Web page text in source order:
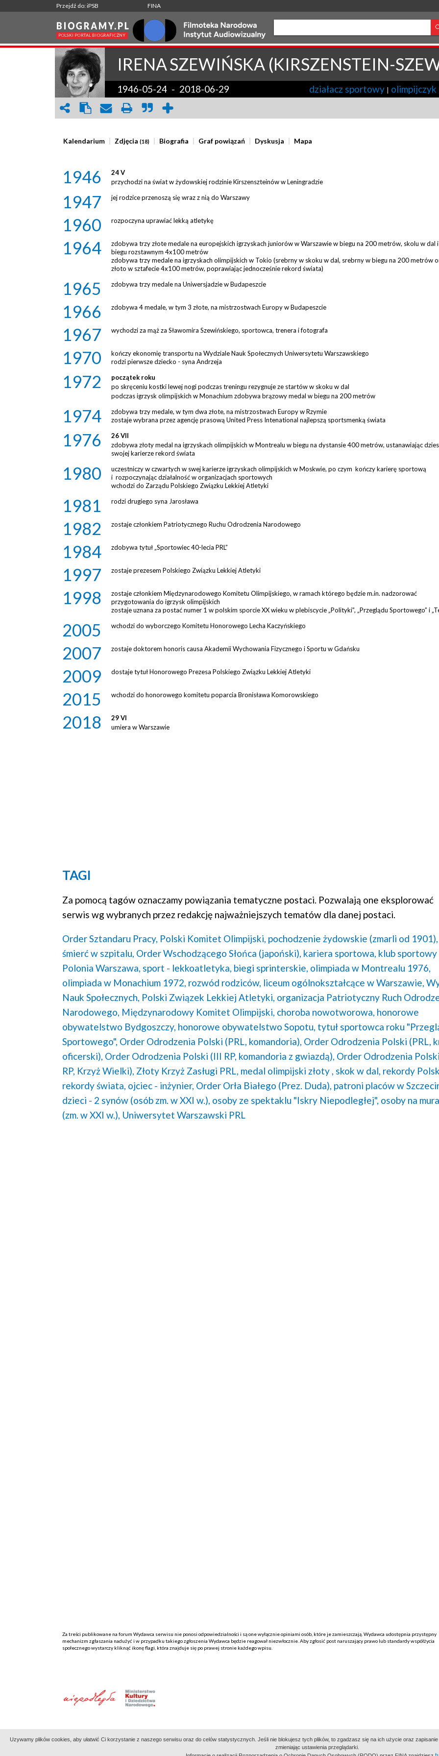
Przejdź do: iPSB FINA
IRENASZEWIŃSKA (KIRSZENSTEIN-
1946-05-24 - 2018-06-29 działacz sportowy | olimpijczyk
Kalendarium Zdjęcia(18) Biografia Graf powiązań Dyskusja Mapa
1946
24 V
przychodzi na świat w żydowskiej rodzinie Kirszenszteinów w Leningradzie
1947 jej rodzice przenoszą się wraz z nią do Warszawy
1960 rozpoczyna uprawiać lekką atletykę
1964
zdobywa trzy złote medale na europejskich igrzyskach juniorów w Warszawie w biegu na 200 metrów, skolu w dal
biegu rozstawnym 4x100 metrów
zdobywa trzy medale na igrzyskach olimpijskich w Tokio (srebrny w skoku w dal, srebrny w biegu na 200 metrów
złoto w sztafecie 4x100 metrów, poprawiając jednocześnie rekord świata)
1965 zdobywa trzy medale na Uniwersjadzie w Budapeszcie
1966 zdobywa 4 medale, w tym 3 złote, na mistrzostwach Europy w Budapeszcie
1967 wychodzi za mąż za Sławomira Szewińskiego, sportowca, trenera i fotografa
1970
kończy ekonomię transportu na Wydziale Nauk Społecznych Uniwersytetu Warszawskiego
rodzi pierwsze dziecko - syna Andrzeja
1972
początek roku
po skręceniu kostki lewej nogi podczas treningu rezygnuje ze startów w skoku w dal
podczas igrzysk olimpijskich w Monachium zdobywa brązowy medal w biegu na 200 metrów
1974
zdobywa trzy medale, w tym dwa złote, na mistrzostwach Europy w Rzymie
zostaje wybrana przez agencję prasową United Press Intenational najlepszą sportsmenką świata
1976
26 VII
zdobywa złoty medal na igrzyskach olimpijskich w Montrealu w biegu na dystansie 400 metrów, ustanawiając
swojej karierze rekord świata
1980
uczestniczy w czwartych w swej karierze igrzyskach olimpijskich w Moskwie, po czym kończy karierę sportową
i rozpoczynając działalność w organizacjach sportowych
wchodzi do Zarządu Polskiego Związku Lekkiej Atletyki
1981 rodzi drugiego syna Jarosława
1982 zostaje członkiem Patriotycznego Ruchu Odrodzenia Narodowego
1984 zdobywa tytuł „Sportowiec 40-lecia PRL”
1997 zostaje prezesem Polskiego Związku Lekkiej Atletyki
1998
zostaje członkiem Międzynarodowego Komitetu Olimpijskiego, w ramach którego będzie m.in. nadzorować
przygotowania do igrzysk olimpijskich
zostaje uznana za postać numer 1 w polskim sporcie XX wieku w plebiscycie „Polityki”, „Przeglądu Sportowego” i
2005 wchodzi do wyborczego Komitetu Honorowego Lecha Kaczyńskiego
2007 zostaje doktorem honoris causa Akademii Wychowania Fizycznego i Sportu w Gdańsku
2009 dostaje tytuł Honorowego Prezesa Polskiego Związku Lekkiej Atletyki
2015 wchodzi do honorowego komitetu poparcia Bronisława Komorowskiego
2018
29 VI
umiera w Warszawie
TAGI
Za pomocą tagów oznaczamy powiązania tematyczne postaci. Pozwalają one eksplorować
serwis wg wybranych przez redakcję najważniejszych tematów dla danej postaci.
Order Sztandaru Pracy, Polski Komitet Olimpijski, pochodzenie żydowskie (zmarli od 1901),
śmierć w szpitalu, Order Wschodzącego Słońca (japoński), kariera sportowa, klub sportowy
Polonia Warszawa, sport - lekkoatletyka, biegi sprinterskie, olimpiada w Montrealu 1976,
olimpiada w Monachium 1972, rozwód rodziców, liceum ogólnokształcące w Warszawie,
Nauk Społecznych, Polski Związek Lekkiej Atletyki, organizacja Patriotyczny Ruch
Narodowego, Międzynarodowy Komitet Olimpijski, choroba nowotworowa, honorowe
obywatelstwo Bydgoszczy, honorowe obywatelstwo Sopotu, tytuł sportowca roku
Sportowego", Order Odrodzenia Polski (PRL, komandoria), Order Odrodzenia Polski (PRL,
oficerski), Order Odrodzenia Polski (III RP, komandoria z gwiazdą), Order Odrodzenia
RP, Krzyż Wielki), Złoty Krzyż Zasługi PRL, medal olimpijski złoty , skok w dal, rekordy
rekordy świata, ojciec - inżynier, Order Orła Białego (Prez. Duda), patroni placów w
dzieci - 2 synów (osób zm. w XXI w.), osoby ze spektaklu "Iskry Niepodległej", osoby na
(zm. w XXI w.), Uniwersytet Warszawski PRL
Za treści publikowane na forum Wydawca serwisu nie ponosi odpowiedzialności i są one wyłącznie opiniami osób, które je zamieszczają. Wydawca udostępnia przystępny
mechanizm zgłaszania nadużyć i w przypadku takiego zgłoszenia Wydawca będzie reagował niezwłocznie. Aby zgłosić post naruszający prawo lub standardy współżycia
społecznego wystarczy kliknąć ikonę flagi, która znajduje się po prawej stronie każdego wpisu.
Uzywamy plików cookies, aby ułatwić Ci korzystanie z naszego serwisu oraz do celów statystycznych. Jeśli nie blokujesz tych plików, to zgadzasz się na ich użycie oraz
zmieniając ustawienia przeglądarki.